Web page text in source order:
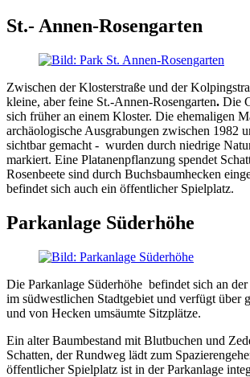
St.- Annen-Rosengarten
Zwischen der Klosterstraße und der
kleine, aber feine St.-Annen-Rosengarten. Die
sich früher an einem Kloster. Die ehemaligen
archäologische Ausgrabungen zwischen 1982
sichtbar gemacht - wurden durch niedrige
markiert. Eine Platanenpflanzung spendet
Rosenbeete sind durch Buchsbaumhecken
befindet sich auch ein öffentlicher Spielplatz.
Parkanlage Süderhöhe
Die Parkanlage Süderhöhe befindet sich an
im südwestlichen Stadtgebiet und verfügt über
und von Hecken umsäumte Sitzplätze.
Ein alter Baumbestand mit Blutbuchen und
Schatten, der Rundweg lädt zum
öffentlicher Spielplatz ist in der Parkanlage